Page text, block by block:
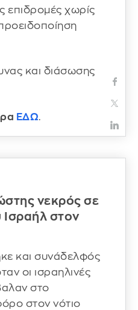
επιδρομές χωρίς
και διάσωσης
ΕΔΩ.
νεκρός σε
στον
και συνάδελφός
οι ισραηλινές
στο
στον νότιο